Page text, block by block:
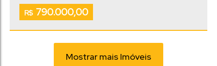
R$ 790.000,00
Vaga(s) 162.00m² 405.00m²
Mostrar mais Imóveis